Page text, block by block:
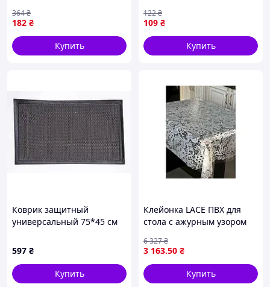
для стиля и уюта
182 ₴
364₴
Купить
109 ₴
122₴
Купить
Коврик защитный
универсальный 75*45 см
597 ₴
Купить
Клейонка LACE ПВХ для
стола с ажурным узором
поверхность 1,35м х 22м
3 163.50 ₴
6 327₴
Купить